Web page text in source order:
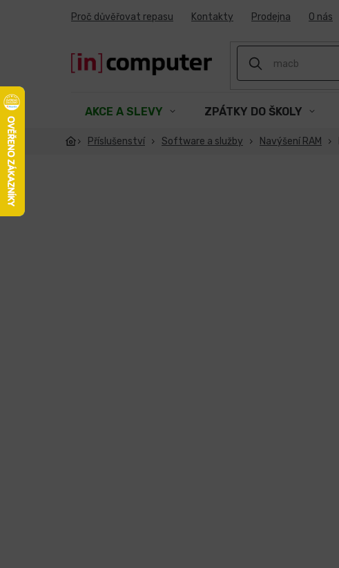
Proč důvěřovat repasu Kontakty Prodejna O nás
AKCE A SLEVY ZPÁTKY DO ŠKOLY
Příslušenství Software a služby Navýšení RAM